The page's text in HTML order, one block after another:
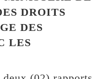
DROITS
DES
LES